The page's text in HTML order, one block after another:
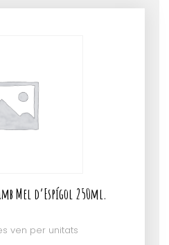
Mel d’Espígol 250ml.
ven per unitats